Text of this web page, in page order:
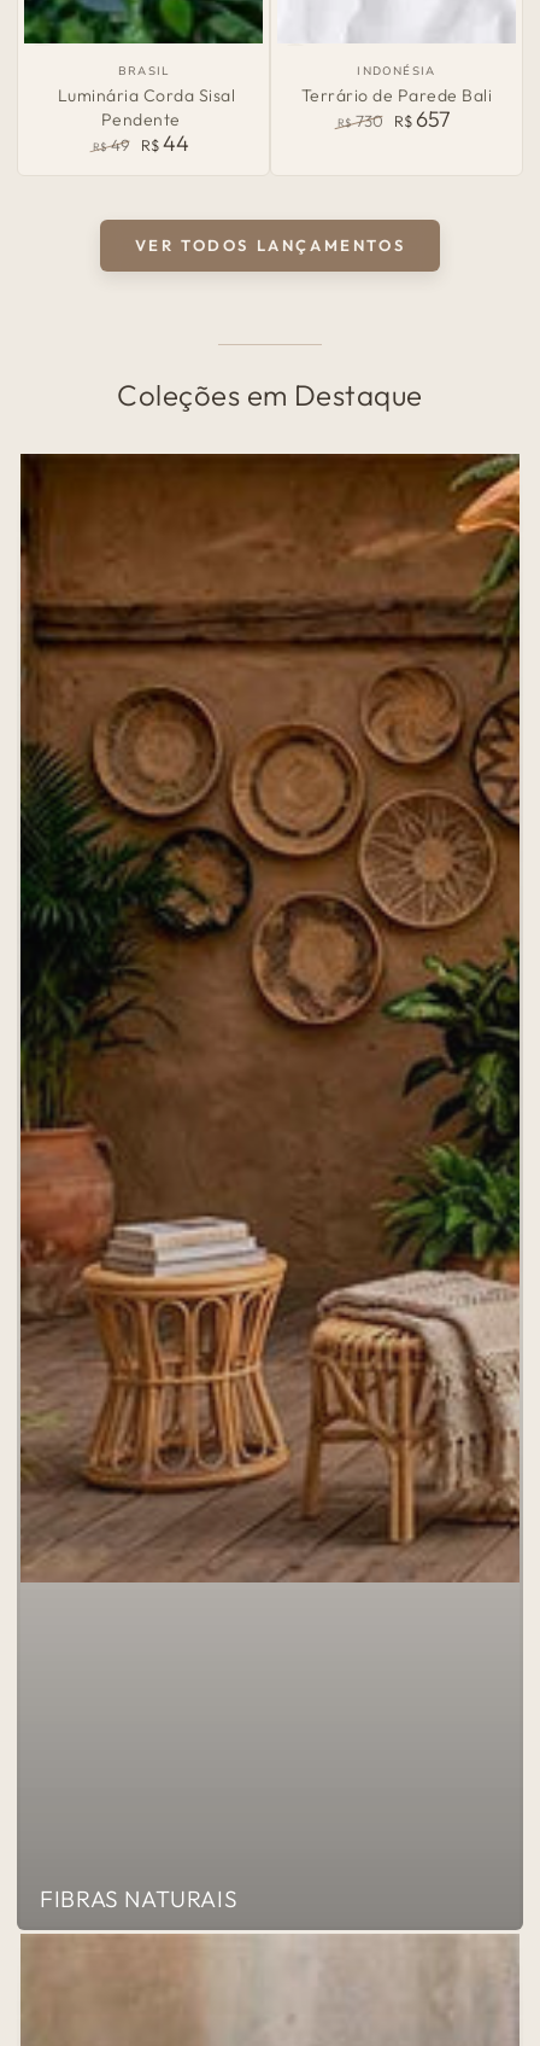
País
de
Origem:
BRASIL
Luminária Corda Sisal
Pendente
R$ 49 R$ 44
País
de
Origem:
INDONÉSIA
Terrário de Parede Bali
R$ 730 R$657
VER TODOS LANÇAMENTOS
Coleções em Destaque
FIBRAS NATURAIS